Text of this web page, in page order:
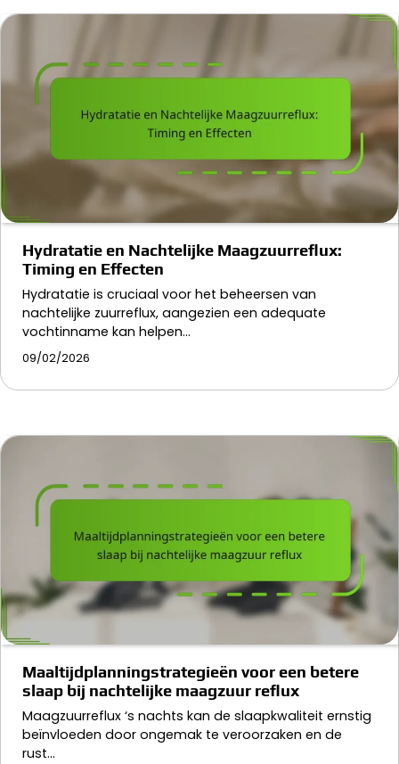
Hydratatie en Nachtelijke Maagzuurreflux:
Timing en Effecten
Hydratatie is cruciaal voor het beheersen van
nachtelijke zuurreflux, aangezien een adequate
vochtinname kan helpen…
09/02/2026
Maaltijdplanningstrategieën voor een betere
slaap bij nachtelijke maagzuur reflux
Maagzuurreflux ‘s nachts kan de slaapkwaliteit ernstig
beïnvloeden door ongemak te veroorzaken en de
rust…